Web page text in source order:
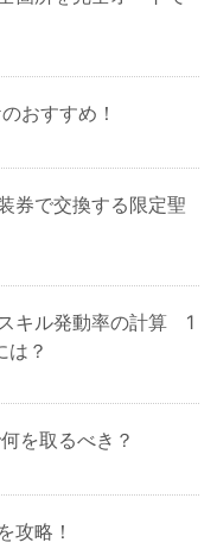
おすすめ！
券で交換する限定聖
キル発動率の計算 1
は？
を取るべき？
攻略！